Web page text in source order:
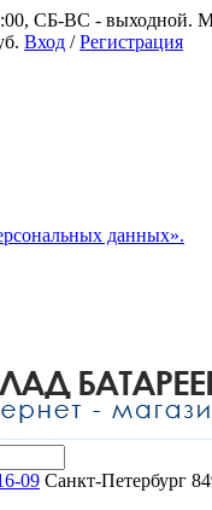
СБ-ВС - выходной.
Вход /Регистрация
данных».
09 Санкт-Петербург